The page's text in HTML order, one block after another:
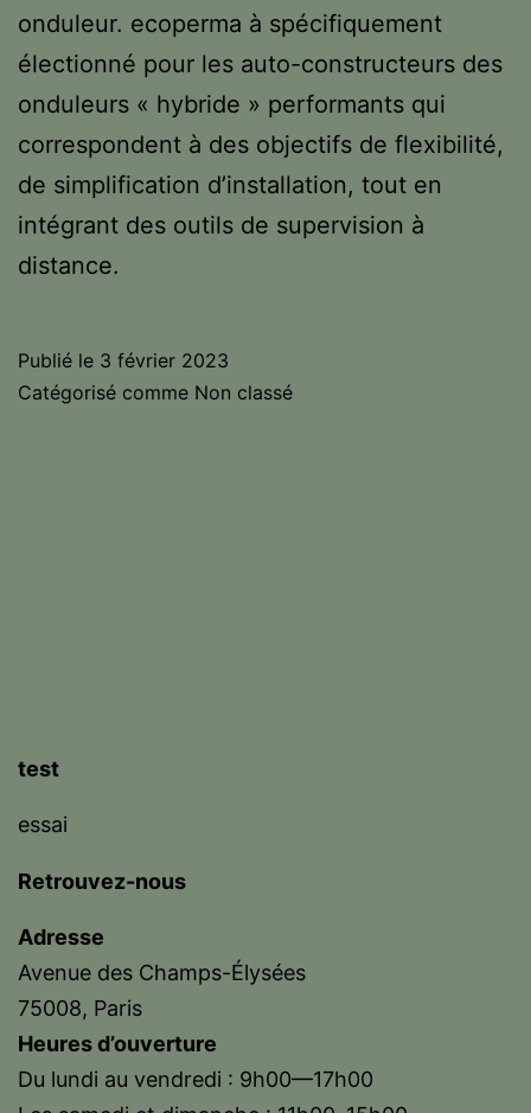
onduleur. ecoperma à spécifiquement
électionné pour les auto-constructeurs des
onduleurs « hybride » performants qui
correspondent à des objectifs de flexibilité,
de simplification d’installation, tout en
intégrant des outils de supervision à
distance.
Publié le 3 février 2023
Catégorisé comme Non classé
test
essai
Retrouvez-nous
Adresse
Avenue des Champs-Élysées
75008, Paris
Heures d’ouverture
Du lundi au vendredi : 9h00—17h00